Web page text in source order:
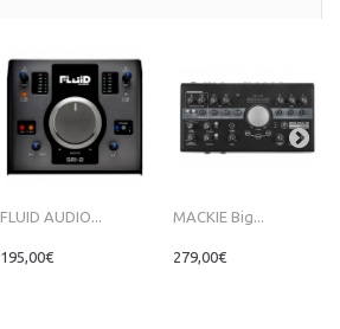
FLUID AUDIO...
195,00€
MACKIE Big...
279,00€